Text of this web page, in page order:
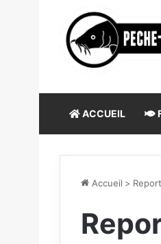
ACCUEIL
Accueil >